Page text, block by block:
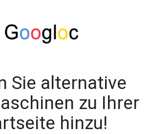
Sie alternative
zu Ihrer
hinzu!